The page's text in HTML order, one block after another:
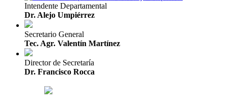
Intendente Departamental
Dr. Alejo Umpiérrez
Secretario General
Tec. Agr. Valentín Martínez
Director de Secretaría
Dr. Francisco Rocca